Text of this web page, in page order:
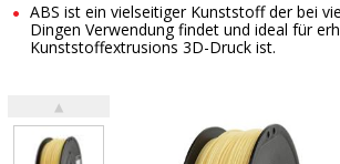
ABS ist ein vielseitiger Kunststoff der bei
Dingen Verwendung findet und ideal für
Kunststoffextrusions 3D-Druck ist.
▲